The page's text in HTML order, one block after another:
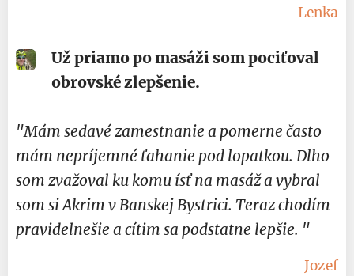
Lenka
Už priamo po masáži som pociťoval
obrovské zlepšenie.
"Mám sedavé zamestnanie a pomerne často
mám nepríjemné ťahanie pod lopatkou. Dlho
som zvažoval ku komu ísť na masáž a vybral
som si Akrim v Banskej Bystrici. Teraz chodím
pravidelnešie a cítim sa podstatne lepšie. "
Jozef